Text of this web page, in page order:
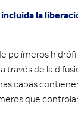
la
polímeros
través de la
capas
que